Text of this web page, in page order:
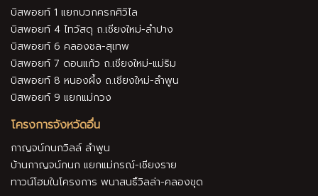
เค พาร์ค บิสสิเนสเซ็นเตอร์ ถ.มหิดล
บิสพอยท์ 1 แยกบวกครกศิวิไล
บิสพอยท์ 4 ไทวัสดุ ถ.เชียงใหม่-ลำปาง
บิสพอยท์ 6 คลองชล-สุเทพ
บิสพอยท์ 7 ดอนแก้ว ถ.เชียงใหม่-แม่ริม
บิสพอยท์ 8 หนองผึ้ง ถ.เชียงใหม่-ลำพูน
บิสพอยท์ 9 แยกแม่กวง
โครงการจังหวัดอื่น
กาญจน์กนกวิลล์ ลำพูน
บ้านกาญจน์กนก แยกแม่กรณ์-เชียงราย